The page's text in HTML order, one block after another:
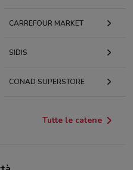
CARREFOUR MARKET
SIDIS
CONAD SUPERSTORE
Tutte le catene